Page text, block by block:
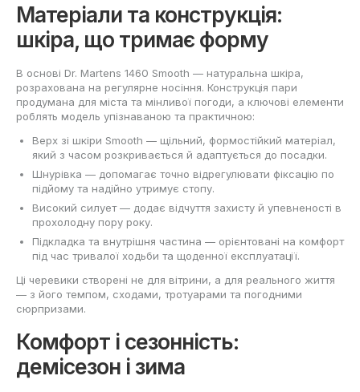
Матеріали та конструкція:
шкіра, що тримає форму
В основі Dr. Martens 1460 Smooth — натуральна шкіра,
розрахована на регулярне носіння. Конструкція пари
продумана для міста та мінливої погоди, а ключові елементи
роблять модель упізнаваною та практичною:
Верх зі шкіри Smooth — щільний, формостійкий матеріал,
який з часом розкривається й адаптується до посадки.
Шнурівка — допомагає точно відрегулювати фіксацію по
підйому та надійно утримує стопу.
Високий силует — додає відчуття захисту й упевненості в
прохолодну пору року.
Підкладка та внутрішня частина — орієнтовані на комфорт
під час тривалої ходьби та щоденної експлуатації.
Ці черевики створені не для вітрини, а для реального життя
— з його темпом, сходами, тротуарами та погодними
сюрпризами.
Комфорт і сезонність:
демісезон і зима